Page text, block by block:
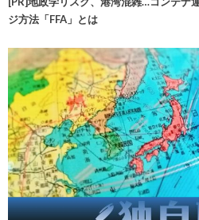
ジ方法「FFA」とは